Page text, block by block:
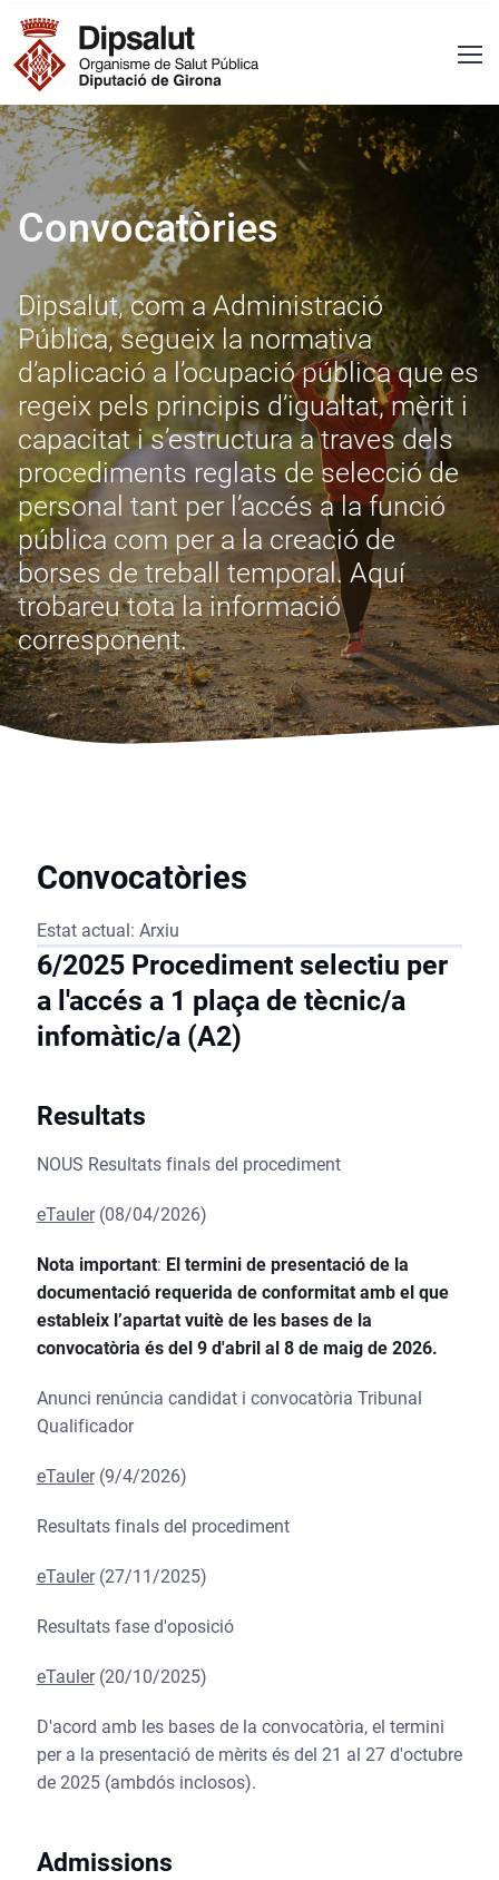
Navegació principal
Convocatòries
Dipsalut, com a Administració
Pública, segueix la normativa
d’aplicació a l’ocupació pública que es
regeix pels principis d’igualtat, mèrit i
capacitat i s’estructura a traves dels
procediments reglats de selecció de
personal tant per l’accés a la funció
pública com per a la creació de
borses de treball temporal. Aquí
trobareu tota la informació
corresponent.
Convocatòries
Estat actual: Arxiu
6/2025 Procediment selectiu per
a l'accés a 1 plaça de tècnic/a
infomàtic/a (A2)
Resultats
NOUS Resultats finals del procediment
eTauler(08/04/2026)
Nota important: El termini de presentació de la
documentació requerida de conformitat amb el que
estableix l’apartat vuitè de les bases de la
convocatòria és del 9 d'abril al 8 de maig de 2026.
Anunci renúncia candidat i convocatòria Tribunal
Qualificador
eTauler(9/4/2026)
Resultats finals del procediment
eTauler(27/11/2025)
Resultats fase d'oposició
eTauler(20/10/2025)
D'acord amb les bases de la convocatòria, el termini
per a la presentació de mèrits és del 21 al 27 d'octubre
de 2025 (ambdós inclosos).
Admissions